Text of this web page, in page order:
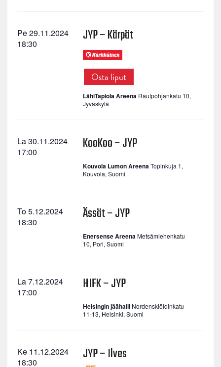
Pe 29.11.2024
18:30
JYP – Kärpät
Osta liput
LähiTapiola Areena Rautpohjankatu 10,
Jyväskylä
La 30.11.2024
17:00
KooKoo – JYP
Kouvola Lumon AreenaTopinkuja 1,
Kouvola, Suomi
To 5.12.2024
18:30
Ässät – JYP
Enersense AreenaMetsämiehenkatu
10, Pori, Suomi
La 7.12.2024
17:00
HIFK – JYP
Helsingin jäähalli Nordenskiöldinkatu
11-13, Helsinki, Suomi
Ke 11.12.2024
18:30
JYP – Ilves